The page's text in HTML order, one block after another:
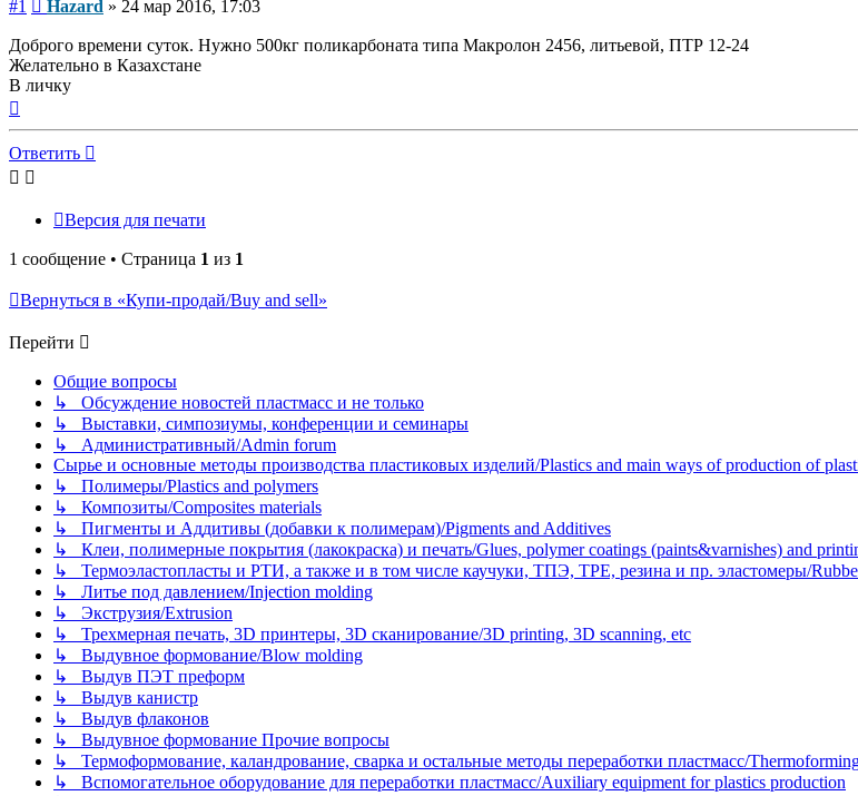
#1 Hazard » 24 мар 2016, 17:03
Доброго времени суток. Нужно 500кг поликарбоната типа Макролон 2456, литьевой, ПТР 12-24
Желательно в Казахстане
В личку
началу
Ответить
Версия для печати
1 сообщение • Страница 1 из 1
Вернуться в «Купи-продай/Buy and sell»
Перейти
Общие вопросы
↳ Обсуждение новостей пластмасс и не только
↳ Выставки, симпозиумы, конференции и семинары
↳ Административный/Admin forum
Сырье и основные методы производства пластиковых изделий/Plastics and main ways of production of
↳ Полимеры/Plastics and polymers
↳ Композиты/Сomposites materials
↳ Пигменты и Аддитивы (добавки к полимерам)/Pigments and Additives
↳ Клеи, полимерные покрытия (лакокраска) и печать/Glues, polymer coatings (paints&varnishes) and
↳ Термоэластопласты и РТИ, а также и в том числе каучуки, ТПЭ, TPE, резина и пр. эластомеры/
↳ Литье под давлением/Injection molding
↳ Экструзия/Extrusion
↳ Трехмерная печать, 3D принтеры, 3D сканирование/3D printing, 3D scanning, etc
↳ Выдувное формование/Blow molding
↳ Выдув ПЭТ преформ
↳ Выдув канистр
↳ Выдув флаконов
↳ Выдувное формование Прочие вопросы
↳ Термоформование, каландрование, сварка и остальные методы переработки пластмасс/
↳ Вспомогательное оборудование для переработки пластмасс/Auxiliary equipment for plastics production